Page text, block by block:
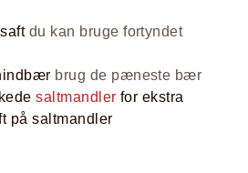
du kan bruge fortyndet
brug de pæneste bær
saltmandler for ekstra
på saltmandler